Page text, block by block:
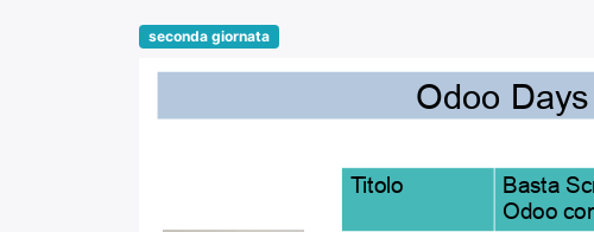
seconda giornata